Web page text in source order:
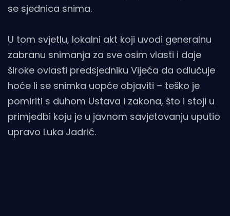
se sjednica snima.
U tom svjetlu, lokalni akt koji uvodi generalnu
zabranu snimanja za sve osim vlasti i daje
široke ovlasti predsjedniku Vijeća da odlučuje
hoće li se snimka uopće objaviti – teško je
pomiriti s duhom Ustava i zakona, što i stoji u
primjedbi koju je u javnom savjetovanju uputio
upravo Luka Jadrić.